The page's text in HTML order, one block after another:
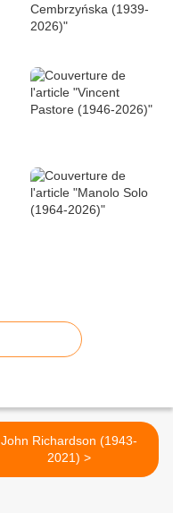
John Richardson (1943-
2021) >